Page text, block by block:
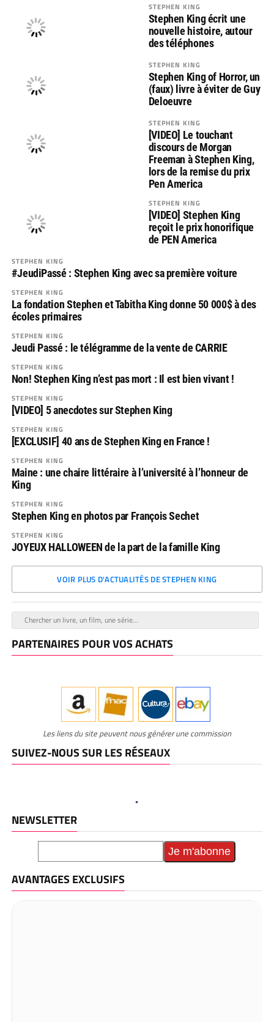
STEPHEN KING
Stephen King écrit une
nouvelle histoire, autour
des téléphones
STEPHEN KING
Stephen King of Horror, un
(faux) livre à éviter de Guy
Deloeuvre
STEPHEN KING
[VIDEO] Le touchant
discours de Morgan
Freeman à Stephen King,
lors de la remise du prix
Pen America
STEPHEN KING
[VIDEO] Stephen King
reçoit le prix honorifique
de PEN America
STEPHEN KING
#JeudiPassé : Stephen King avec sa première voiture
STEPHEN KING
La fondation Stephen et Tabitha King donne 50 000$ à des
écoles primaires
STEPHEN KING
Jeudi Passé : le télégramme de la vente de CARRIE
STEPHEN KING
Non! Stephen King n’est pas mort : Il est bien vivant !
STEPHEN KING
[VIDEO] 5 anecdotes sur Stephen King
STEPHEN KING
[EXCLUSIF] 40 ans de Stephen King en France !
STEPHEN KING
Maine : une chaire littéraire à l’université à l’honneur de
King
STEPHEN KING
Stephen King en photos par François Sechet
STEPHEN KING
JOYEUX HALLOWEEN de la part de la famille King
VOIR PLUS D'ACTUALITÉS DE STEPHEN KING
PARTENAIRES POUR VOS ACHATS
Les liens du site peuvent nous générer une commission
SUIVEZ-NOUS SUR LES RÉSEAUX
NEWSLETTER
AVANTAGES EXCLUSIFS